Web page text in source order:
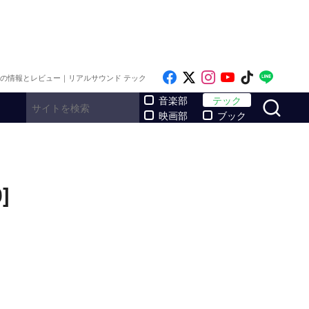
情報とレビュー｜リアルサウンド テック Like on Facebook
Follow on x
Follow on
Follow on
Follow
音楽部
映画部
テック
ブック